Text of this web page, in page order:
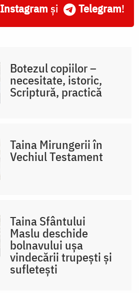
Instagram și Telegram!
Botezul copiilor –
necesitate, istoric,
Scriptură, practică
Taina Mirungerii în
Vechiul Testament
Taina Sfântului
Maslu deschide
bolnavului ușa
vindecării trupești și
sufletești